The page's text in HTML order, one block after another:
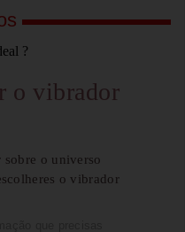
o vibrador
sobre o universo
o vibrador